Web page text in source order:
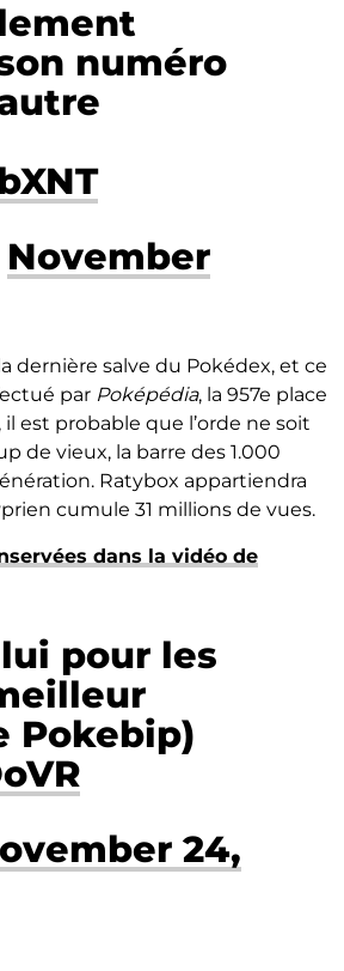
numéro
November
dernière salve du Pokédex, et ce
par Poképédia, la 957e place
est probable que l’orde ne soit
de vieux, la barre des 1.000
Ratybox appartiendra
cumule 31 millions de vues.
dans la vidéo de
pour les
Pokebip)
24,